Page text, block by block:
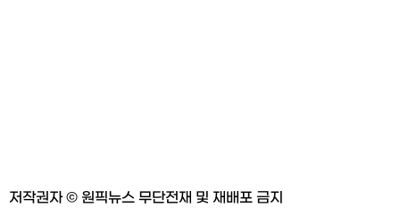
저작권자 © 원픽뉴스 무단전재 및 재배포 금지